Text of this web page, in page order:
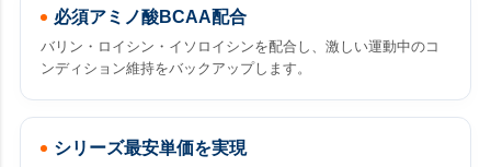
必須アミノ酸BCAA配合
バリン・ロイシン・イソロイシンを配合し、激しい運動中のコ
ンディション維持をバックアップします。
シリーズ最安単価を実現